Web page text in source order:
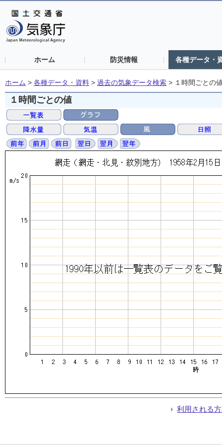
ホーム 防災情報 各種データ・
ホーム > 各種データ・資料 > 過去の気象データ検索 > １時間ごとの
１時間ごとの値
利用される